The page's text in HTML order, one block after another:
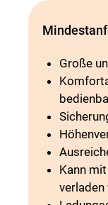
Große
Kann
verladen